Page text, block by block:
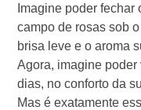
Imagine poder
campo de rosas sob
brisa leve e o aroma
Agora, imagine
dias, no conforto da
Mas é exatamente